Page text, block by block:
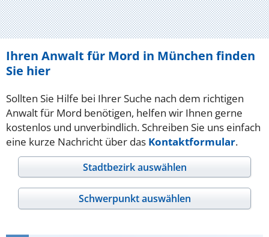
Ihren Anwalt für Mord in München finden
Sie hier
Sollten Sie Hilfe bei Ihrer Suche nach dem richtigen
Anwalt für Mord benötigen, helfen wir Ihnen gerne
kostenlos und unverbindlich. Schreiben Sie uns einfach
eine kurze Nachricht über das Kontaktformular.
Stadtbezirk auswählen
Schwerpunkt auswählen